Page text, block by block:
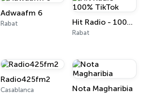
Adwaafm 6
Rabat Hit Radio - 100% TikTok
Rabat
Radio425fm2
Casablanca Nota Magharibia